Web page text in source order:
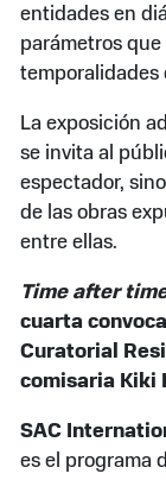
entidades en
parámetros
temporalidades
La exposición
se invita al
espectador,
de las obras
entre ellas.
Time after
cuarta
Curatorial
comisaria Kiki
SAC
es el programa